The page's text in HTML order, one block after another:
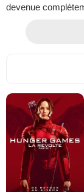
devenue